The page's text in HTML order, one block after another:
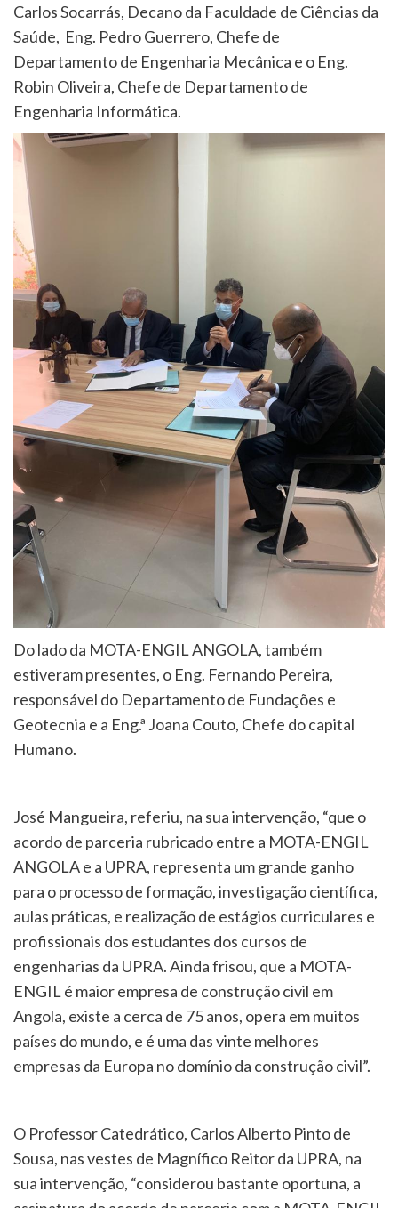
Carlos Socarrás, Decano da Faculdade de Ciências da
Saúde, Eng. Pedro Guerrero, Chefe de
Departamento de Engenharia Mecânica e o Eng.
Robin Oliveira, Chefe de Departamento de
Engenharia Informática.
Do lado da MOTA-ENGIL ANGOLA, também
estiveram presentes, o Eng. Fernando Pereira,
responsável do Departamento de Fundações e
Geotecnia e a Eng.ª Joana Couto, Chefe do capital
Humano.
José Mangueira, referiu, na sua intervenção, “que o
acordo de parceria rubricado entre a MOTA-ENGIL
ANGOLA e a UPRA, representa um grande ganho
para o processo de formação, investigação científica,
aulas práticas, e realização de estágios curriculares e
profissionais dos estudantes dos cursos de
engenharias da UPRA. Ainda frisou, que a MOTA-
ENGIL é maior empresa de construção civil em
Angola, existe a cerca de 75 anos, opera em muitos
países do mundo, e é uma das vinte melhores
empresas da Europa no domínio da construção civil”.
O Professor Catedrático, Carlos Alberto Pinto de
Sousa, nas vestes de Magnífico Reitor da UPRA, na
sua intervenção, “considerou bastante oportuna, a